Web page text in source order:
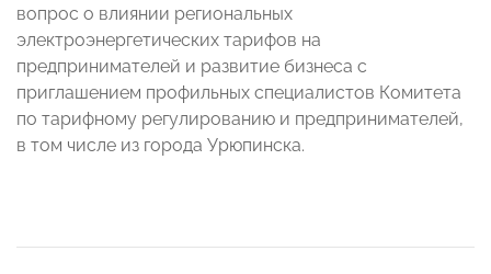
вопрос о влиянии региональных
электроэнергетических тарифов на
предпринимателей и развитие бизнеса с
приглашением профильных специалистов Комитета
по тарифному регулированию и предпринимателей,
в том числе из города Урюпинска.